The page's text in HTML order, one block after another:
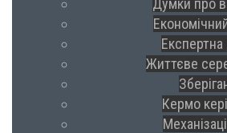
Думки про
Життєве
Кермо